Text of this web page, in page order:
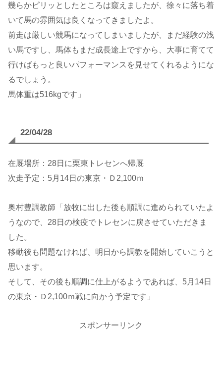
幾らかピリッとしたところは窺えましたが、徐々に落ち着
いて馬の雰囲気は良くなってきましたよ。
前走は厳しい競馬になってしまいましたが、まだ経験の浅
い馬ですし、馬体もまだ成長途上ですから、大事に育てて
行けばもっと良いパフォーマンスを見せてくれるようにな
るでしょう。
馬体重は516kgです」
22/04/28
在厩場所：28日に栗東トレセンへ帰厩
次走予定：5月14日の東京・Ｄ2,100ｍ
奥村豊調教師「放牧に出した後も順調に進められていたよ
うなので、28日の検疫でトレセンに戻させていただきま
した。
移動後も問題なければ、明日から調教を開始していこうと
思います。
そして、その後も順調に仕上がるようであれば、5月14日
の東京・Ｄ2,100ｍ戦に向かう予定です」
スポンサーリンク